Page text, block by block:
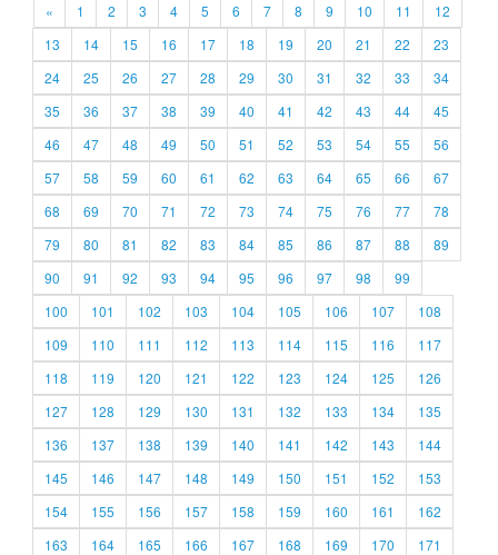
« 1 2 3 4 5 6 7 8 9 10 11
12
13
14 15 16 17 18 19 20 21 22
23
24
25 26 27 28 29 30 31 32 33
34
35
36 37 38 39 40 41 42 43 44
45
46
47 48 49 50 51 52 53 54 55
56
57
58 59 60 61 62 63 64 65 66
67
68
69 70 71 72 73 74 75 76 77
78
79
80 81 82 83 84 85 86 87 88
89
90
91 92 93 94 95 96 97 98
99
100
101 102 103 104 105 106 107
108
109
110 111 112 113 114 115 116
117
118
119 120 121 122 123 124 125
126
127
128 129 130 131 132 133 134
135
136
137 138 139 140 141 142 143
144
145
146 147 148 149 150 151 152
153
154
155 156 157 158 159 160 161
162
163
164 165 166 167 168 169 170
171